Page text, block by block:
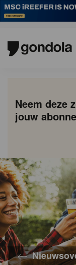
Neem deze
jouw
Gondola
academy
Gondola
society